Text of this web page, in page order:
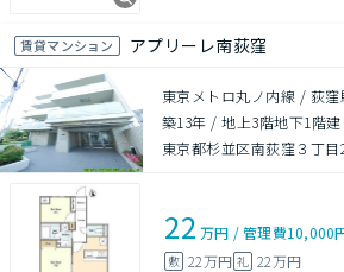
賃貸マンション アプリーレ南荻窪
東京メトロ丸ノ内線 / 荻窪
築13年 /地上3階地下1階建
東京都杉並区南荻窪３丁目
22 万円 /管理費10,000
敷 22万円 礼 22万円